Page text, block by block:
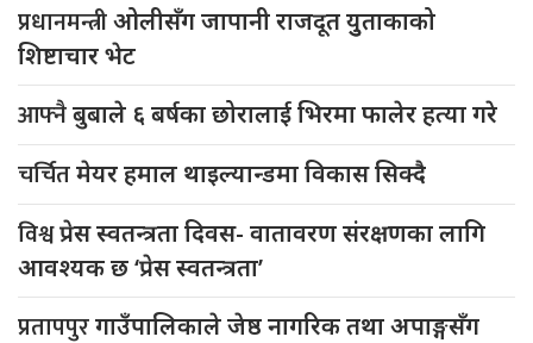
प्रधानमन्त्रीओलीसँग जापानी राजदूत युुताकाको
शिष्टाचार भेट
आफ्नैबुबाले ६ बर्षका छोरालाई भिरमा फालेर हत्या गरे
चर्चितमेयर हमाल थाइल्यान्डमा विकास सिक्दै
विश्वप्रेस स्वतन्त्रता दिवस- वातावरण संरक्षणका लागि
आवश्यक छ ‘प्रेस स्वतन्त्रता’
प्रतापपुरगाउँपालिकाले जेष्ठ नागरिक तथा अपाङ्गसँग